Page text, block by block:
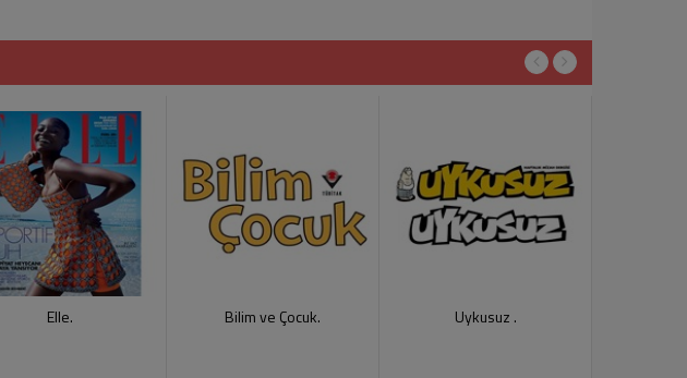
Elle. Bilim ve Çocuk. Uykusuz .